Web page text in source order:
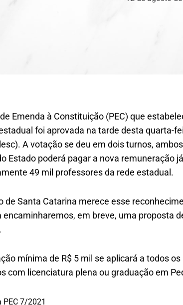
Emenda à Constituição (PEC) que
foi aprovada na tarde desta quarta-
A votação se deu em dois turnos,
Estado poderá pagar a nova remuneração
49 mil professores da rede estadual.
de Santa Catarina merece esse
encaminharemos, em breve, uma proposta
mínima de R$ 5 mil se aplicará a todos
com licenciatura plena ou graduação em
PEC 7/2021